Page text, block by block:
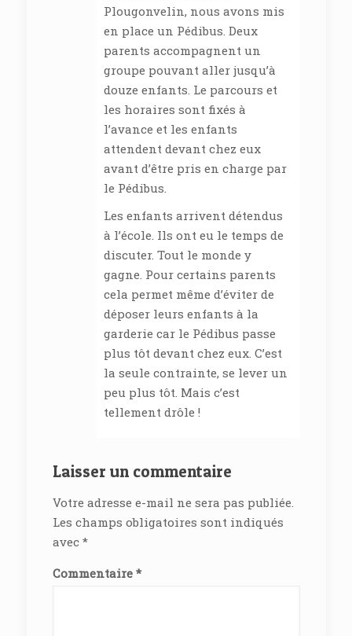
Plougonvelin, nous avons mis
en place un Pédibus. Deux
parents accompagnent un
groupe pouvant aller jusqu’à
douze enfants. Le parcours et
les horaires sont fixés à
l’avance et les enfants
attendent devant chez eux
avant d’être pris en charge par
le Pédibus.
Les enfants arrivent détendus
à l’école. Ils ont eu le temps de
discuter. Tout le monde y
gagne. Pour certains parents
cela permet même d’éviter de
déposer leurs enfants à la
garderie car le Pédibus passe
plus tôt devant chez eux. C’est
la seule contrainte, se lever un
peu plus tôt. Mais c’est
tellement drôle !
Laisser un commentaire
Votre adresse e-mail ne sera pas publiée.
Les champs obligatoires sont indiqués
avec *
Commentaire *